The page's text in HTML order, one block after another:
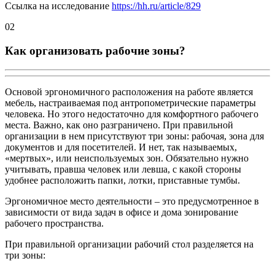
Ссылка на исследование https://hh.ru/article/829
02
Как организовать рабочие зоны?
Основой эргономичного расположения на работе является
мебель, настраиваемая под антропометрические параметры
человека. Но этого недостаточно для комфортного рабочего
места. Важно, как оно разграничено. При правильной
организации в нем присутствуют три зоны: рабочая, зона для
документов и для посетителей. И нет, так называемых,
«мертвых», или неиспользуемых зон. Обязательно нужно
учитывать, правша человек или левша, с какой стороны
удобнее расположить папки, лотки, приставные тумбы.
Эргономичное место деятельности – это предусмотренное в
зависимости от вида задач в офисе и дома зонирование
рабочего пространства.
При правильной организации рабочий стол разделяется на
три зоны: